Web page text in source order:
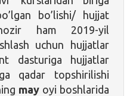
bo’lishi/ hujjat
ham 2019-yil
uchun hujjatlar
dasturiga hujjatlar
qadar topshirilishi
may oyi boshlarida